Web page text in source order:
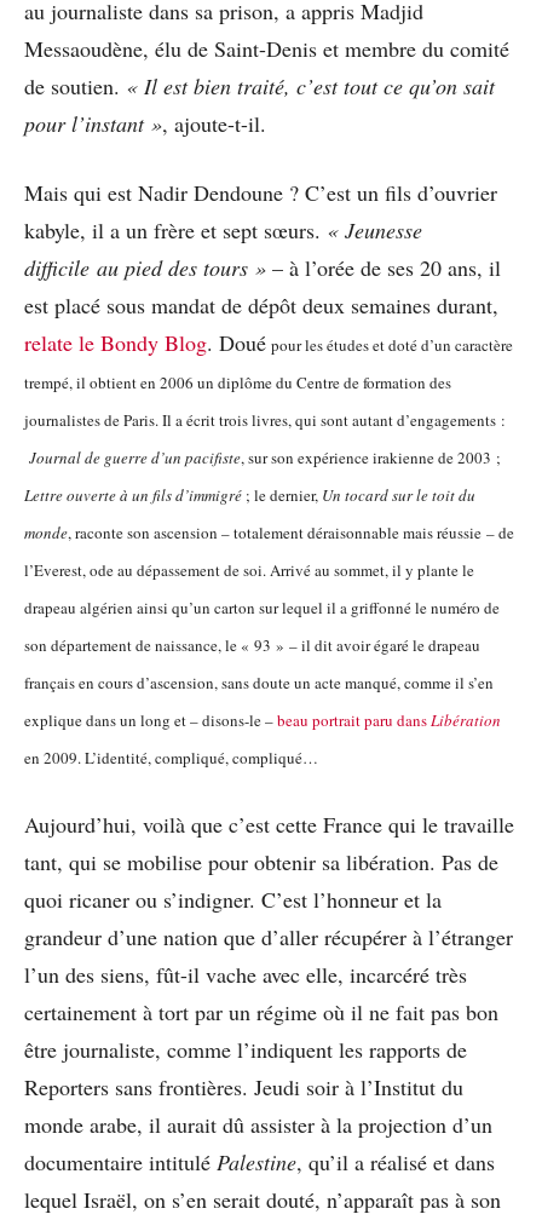
au journaliste dans sa prison, a appris Madjid
Messaoudène, élu de Saint-Denis et membre du comité
de soutien. « Il est bien traité, c’est tout ce qu’on sait
pour l’instant », ajoute-t-il.
Mais qui est Nadir Dendoune ? C’est un fils d’ouvrier
kabyle, il a un frère et sept sœurs. « Jeunesse
difficile au pied des tours » – à l’orée de ses 20 ans, il
est placé sous mandat de dépôt deux semaines durant,
relate le Bondy Blog. Doué pour les études et doté d’un caractère
trempé, il obtient en 2006 un diplôme du Centre de formation des
journalistes de Paris. Il a écrit trois livres, qui sont autant d’engagements :
Journal de guerre d’un pacifiste, sur son expérience irakienne de 2003 ;
Lettre ouverte à un fils d’immigré ; le dernier, Un tocard sur le toit du
monde, raconte son ascension – totalement déraisonnable mais réussie – de
l’Everest, ode au dépassement de soi. Arrivé au sommet, il y plante le
drapeau algérien ainsi qu’un carton sur lequel il a griffonné le numéro de
son département de naissance, le « 93 » – il dit avoir égaré le drapeau
français en cours d’ascension, sans doute un acte manqué, comme il s’en
explique dans un long et – disons-le –beau portrait paru dansLibération
en 2009. L’identité, compliqué, compliqué…
Aujourd’hui, voilà que c’est cette France qui le travaille
tant, qui se mobilise pour obtenir sa libération. Pas de
quoi ricaner ou s’indigner. C’est l’honneur et la
grandeur d’une nation que d’aller récupérer à l’étranger
l’un des siens, fût-il vache avec elle, incarcéré très
certainement à tort par un régime où il ne fait pas bon
être journaliste, comme l’indiquent les rapports de
Reporters sans frontières. Jeudi soir à l’Institut du
monde arabe, il aurait dû assister à la projection d’un
documentaire intitulé Palestine, qu’il a réalisé et dans
lequel Israël, on s’en serait douté, n’apparaît pas à son